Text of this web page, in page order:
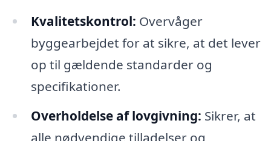
Kvalitetskontrol: Overvåger
byggearbejdet for at sikre, at det lever
op til gældende standarder og
specifikationer.
Overholdelse af lovgivning: Sikrer, at